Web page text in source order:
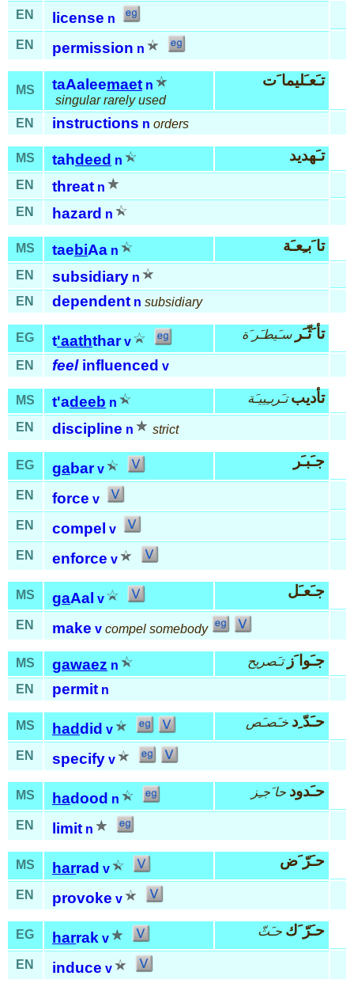
EN
license n
EN
permission n
MS taAaleemaet n
singular rarely used
تـَعـَليما َت
EN instructions n orders
MS tahdeed n تـَهديد
EN threat n
EN
hazard n
MS taebiAa n تا َبـِعـَة
EN subsidiary n
EN
dependent n subsidiary
EG t'aaththar v تأ َثّـَر سـَيطـَر َة
EN feelinfluenced v
MS t'adeeb n تأديب تـَربـِييـَة
EN discipline n strict
EG gabar v جـَبـَر
EN force v
EN
compel v
EN
enforce v
MS gaAal v جـَعـَل
EN make v compel somebody
MS gawaez n جـَوا َز تـَصريح
EN permit n
MS haddid v حـَدّ ِد خـَصـَص
EN specify v
MS hadood n حـَدود حا َجـِز
EN limit n
MS harrad v حـَرّ َض
EN provoke v
EG harrak v حـَرّ َك حـَثّ
EN induce v